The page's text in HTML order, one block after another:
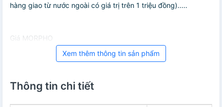
hàng giao từ nước ngoài có giá trị trên 1 triệu đồng).....
Giá MORPHO
Xem thêm thông tin sản phẩm
Thông tin chi tiết